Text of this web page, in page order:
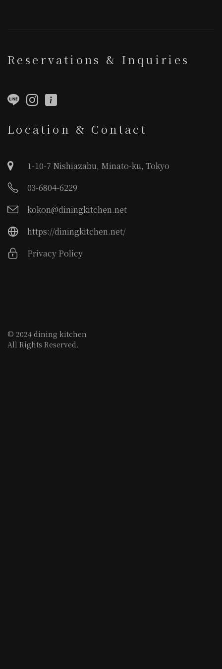
Reservations & Inquiries
Location & Contact
1-10-7 Nishiazabu, Minato-ku, Tokyo
03-6804-6229
kokon@diningkitchen.net
https://diningkitchen.net/
Privacy Policy
© 2024 dining kitchen
All Rights Reserved.